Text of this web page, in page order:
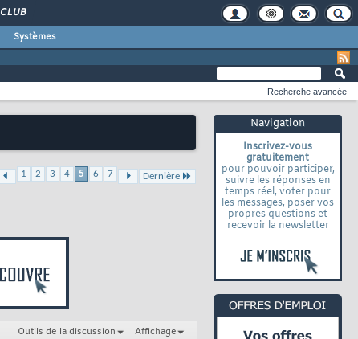
CLUB
Systèmes
Navigation
Inscrivez-vous
gratuitement
pour pouvoir participer,
suivre les réponses en
temps réel, voter pour
les messages, poser vos
propres questions et
recevoir la newsletter
Recherche avancée
1 2 3 4 5 6 7 Dernière
Outils de la discussion Affichage